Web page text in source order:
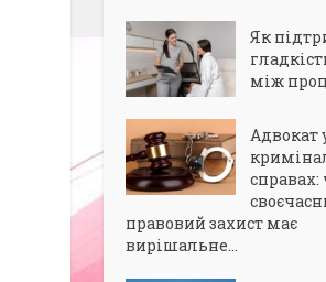
Як
між
Адвокат
правовий захист має
вирішальне...